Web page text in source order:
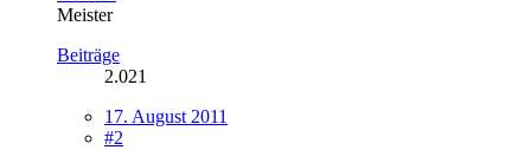
Meister
Beiträge
2.021
17. August 2011
#2